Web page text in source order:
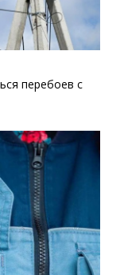
перебоев с